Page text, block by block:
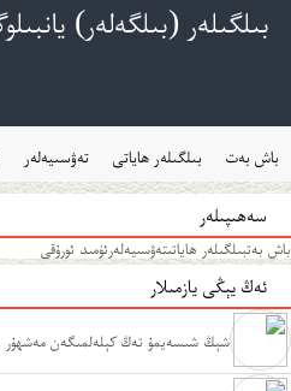
بىلگىلەر (بىلگەلەر)
باش بەت بىلگىلەر ھاياتى تەۋسىيەلەر
سەھىپىلەر
باش بەتبىلگىلەر ھاياتىتەۋسىيەلەرئۈمىد ئورۇقى
ئەڭ يېڭى يازمىلار
شېڭ شىسەيمۇ تەڭ كېلەلمىگەن مەشھۇر